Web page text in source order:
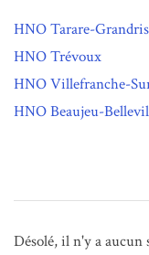
HNO Tarare-Grandris
HNO Trévoux
HNO Villefranche-
HNO Beaujeu-
Désolé, il n'y a aucun